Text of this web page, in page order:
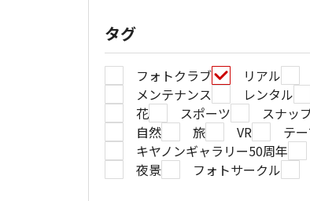
タグ
フォトクラブ リアル
メンテナンス
レンタル
花
スポーツ スナッ
自然
旅 VR テ
キヤノンギャラリー50周年
夜景
フォトサークル